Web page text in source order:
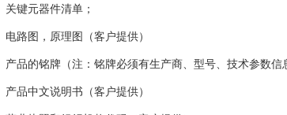
关键元器件清单；
电路图，原理图（客户提供）
产品的铭牌（注：铭牌必须有生产商、型号、技术参数信
产品中文说明书（客户提供）